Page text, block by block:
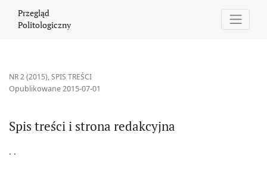
Przegląd
Politologiczny
NR 2 (2015),SPIS TREŚCI
Spis treści i strona redakcyjna
Opublikowane 2015-07-01
. .